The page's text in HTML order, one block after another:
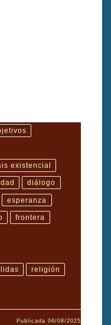
existencial
diálogo
esperanza
frontera
religión
Publicada06/08/2025